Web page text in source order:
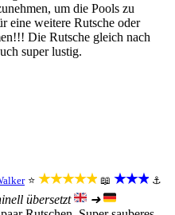
um die Pools zu
eine weitere Rutsche oder
Die Rutsche gleich nach
super lustig.
⭐ ★★★★★ 📖 ★★★ ⚓
übersetzt
➜